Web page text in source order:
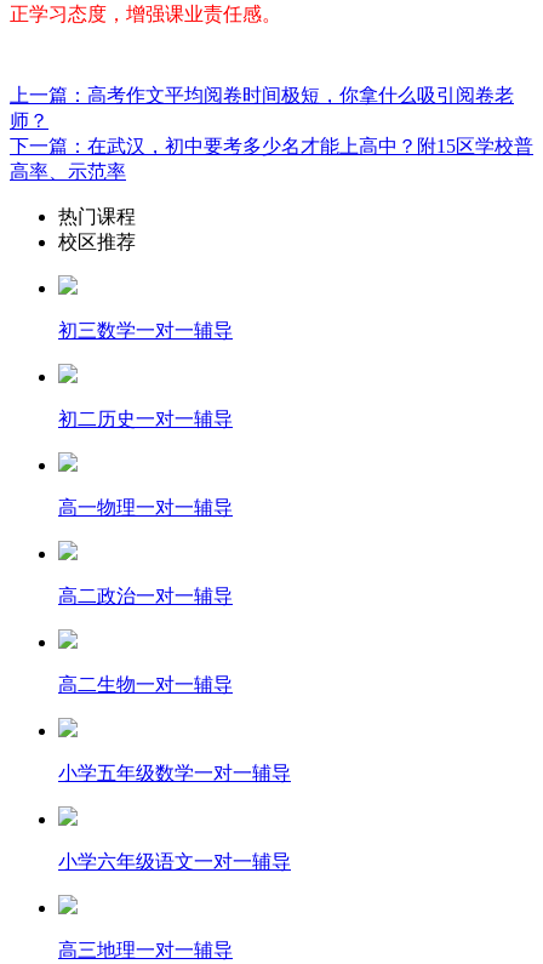
正学习态度，增强课业责任感。
上一篇：高考作文平均阅卷时间极短，你拿什么吸引阅卷老
师？
下一篇：在武汉，初中要考多少名才能上高中？附15区学校普
高率、示范率
热门课程
校区推荐
初三数学一对一辅导
初二历史一对一辅导
高一物理一对一辅导
高二政治一对一辅导
高二生物一对一辅导
小学五年级数学一对一辅导
小学六年级语文一对一辅导
高三地理一对一辅导